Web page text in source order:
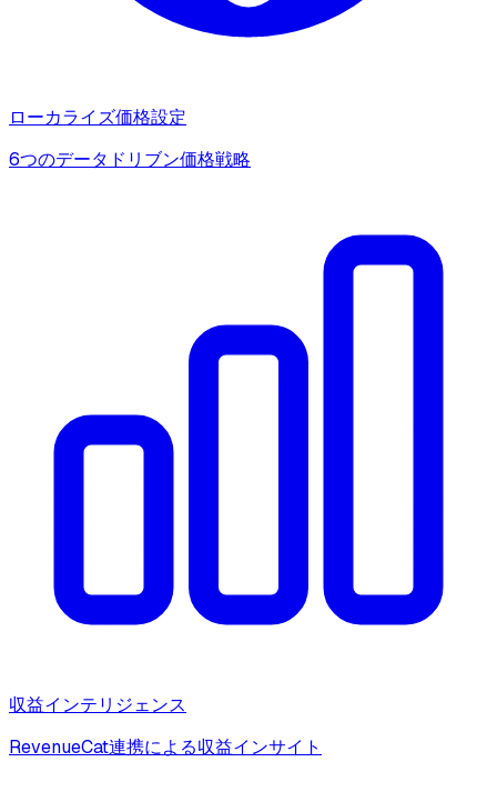
ローカライズ価格設定
6つのデータドリブン価格戦略
収益インテリジェンス
RevenueCat連携による収益インサイト